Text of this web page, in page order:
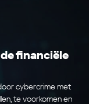
financiële
cybercrime met
te voorkomen en